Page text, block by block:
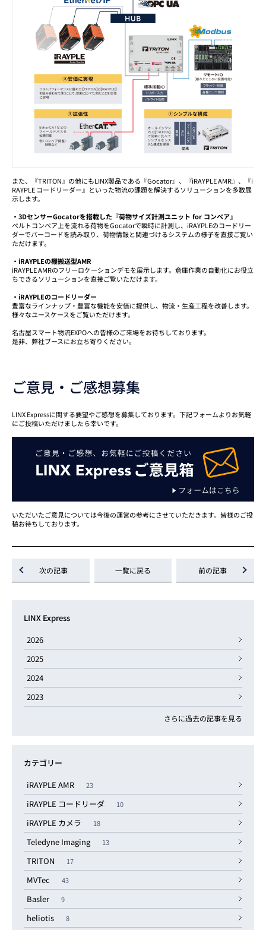
また、『TRITON』の他にもLINX製品である『Gocator』、『iRAYPLE AMR』、『i
RAYPLE コードリーダー』といった物流の課題を解決するソリューションを多数展
示します。
・3DセンサーGocatorを搭載した『荷物サイズ計測ユニット for コンベア』
ベルトコンベア上を流れる荷物をGocatorで瞬時に計測し、iRAYPLEのコードリー
ダーでバーコードを読み取り、荷物情報と関連づけるシステムの様子を直接ご覧い
ただけます。
・iRAYPLEの棚搬送型AMR
iRAYPLE AMRのフリーロケーションデモを展示します。倉庫作業の自動化にお役立
ちできるソリューションを直接ご覧いただけます。
・iRAYPLEのコードリーダー
豊富なラインナップ・豊富な機能を安価に提供し、物流・生産工程を改善します。
様々なユースケースをご覧いただけます。
名古屋スマート物流EXPOへの皆様のご来場をお待ちしております。
是非、弊社ブースにお立ち寄りください。
ご意見・ご感想募集
LINX Expressに関する要望やご感想を募集しております。下記フォームよりお気軽
にご投稿いただけましたら幸いです。
いただいたご意見については今後の運営の参考にさせていただきます。皆様のご投
稿お待ちしております。
次の記事 一覧に戻る 前の記事
LINX Express
2026
2025
2024
2023
さらに過去の記事を見る
カテゴリー
iRAYPLE AMR
23
iRAYPLE コードリーダ 10
iRAYPLE カメラ 18
Teledyne Imaging 13
TRITON 17
MVTec 43
Basler 9
heliotis 8